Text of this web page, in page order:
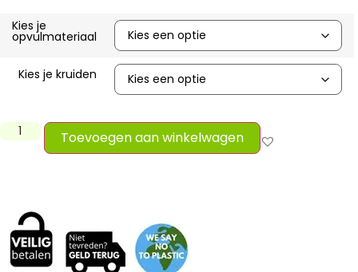
Kies je
opvulmateriaal
Kies je kruiden
Toevoegen aan winkelwagen